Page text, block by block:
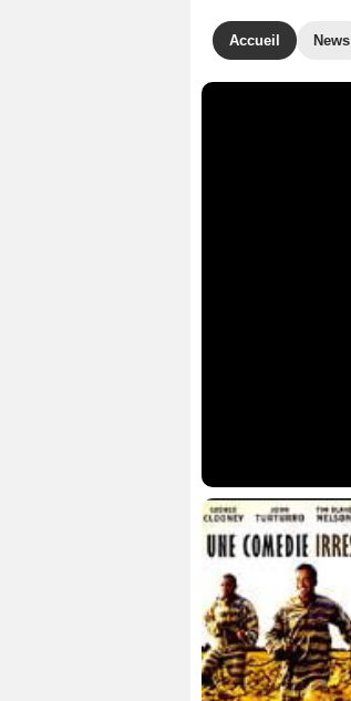
Accueil News